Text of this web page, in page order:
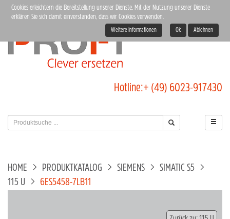
Hotline:+ (49) 6023-917430
HOME PRODUKTKATALOG SIEMENS
SIMATIC S5
115 U
6ES5458-7LB11
Cookies erleichtern die Bereitstellung unserer Dienste. Mit der Nutzung unserer Dienste
erklären Sie sich damit einverstanden, dass wir Cookies verwenden.
Weitere Informationen Ok Ablehnen